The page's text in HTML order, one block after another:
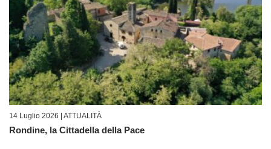
14 Luglio 2026 | ATTUALITÀ
Rondine, la Cittadella della Pace